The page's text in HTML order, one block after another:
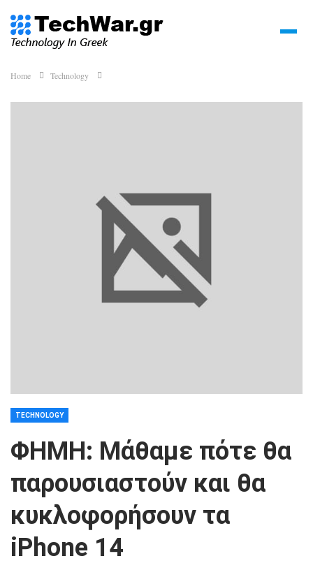
Home Technology
TECHNOLOGY
ΦΗΜΗ: Μάθαμε πότε θα
παρουσιαστούν και θα
κυκλοφορήσουν τα
iPhone 14